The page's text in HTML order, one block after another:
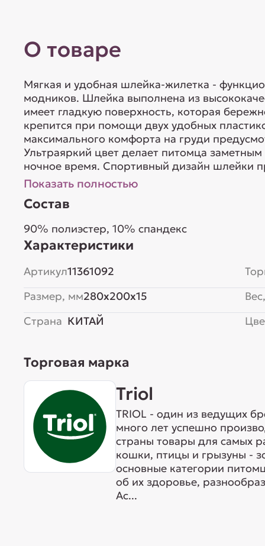
О товаре
Мягкая и удобная шлейка-жилетка -
модников. Шлейка выполнена из
имеет гладкую поверхность, которая
крепится при помощи двух удобных
максимального комфорта на груди
Ультраяркий цвет делает питомца
ночное время. Спортивный дизайн шлейки
Показать полностью
Состав
90% полиэстер, 10% спандекс
Характеристики
Артикул11361092
Размер, мм280x200x15
Страна КИТАЙ
Торговая марка
Triol
TRIOL - один из ведущих
много лет успешно
страны товары для самых
кошки, птицы и грызуны -
основные категории
об их здоровье,
Ас...